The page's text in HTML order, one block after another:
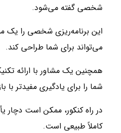
شخصی گفته می‌شود.
این برنامه‌ریزی شخصی را
می‌تواند برای شما طراحی کند.
همچنین یک مشاور با ارائه
شما را برای یادگیری مفیدتر با
در راه کنکور، ممکن است دچار
کاملاً طبیعی است.